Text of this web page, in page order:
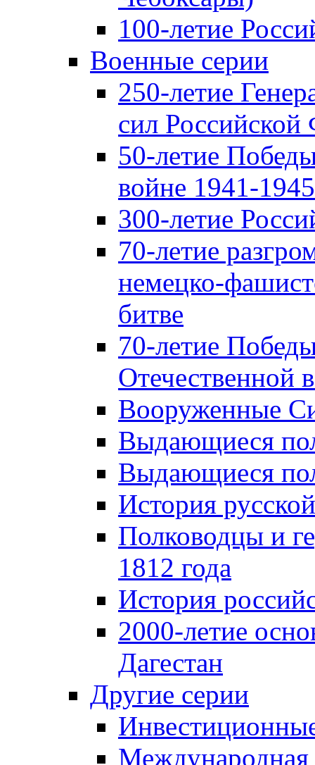
100-летие
Военные серии
250-летие
сил Российской
50-летие
войне 1941-1945
300-летие
70-летие
немецко-
битве
70-летие
Отечественной
Вооруженные
Выдающиеся
Выдающиеся
История
Полководцы и
1812 года
История
2000-летие
Дагестан
Другие серии
Международная